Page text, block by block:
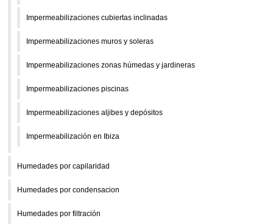
Impermeabilizaciones cubiertas inclinadas
Impermeabilizaciones muros y soleras
Impermeabilizaciones zonas húmedas y jardineras
Impermeabilizaciones piscinas
Impermeabilizaciones aljibes y depósitos
Impermeabilización en Ibiza
Humedades por capilaridad
Humedades por condensacion
Humedades por filtración